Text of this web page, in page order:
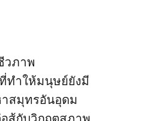
วภาพ
ที่ทำให้มนุษย์ยังมี
สมุทรอันอุดม